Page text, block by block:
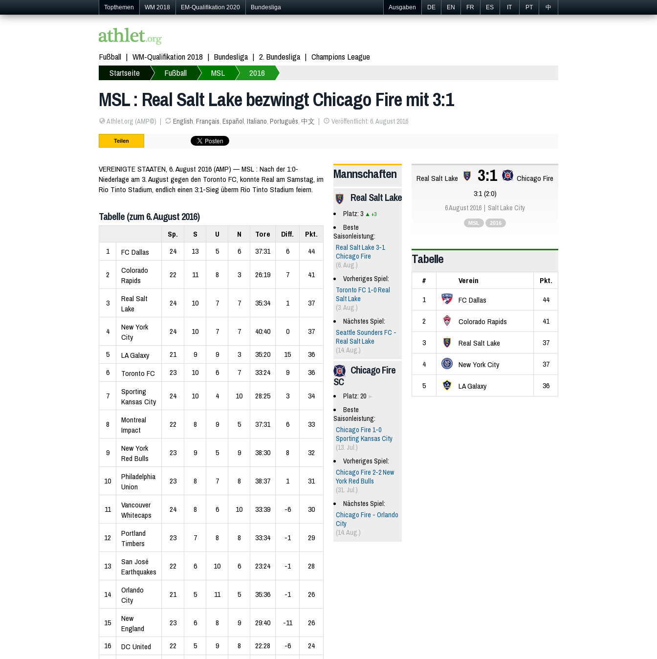
Topthemen WM 2018 EM-Qualifikation 2020 Bundesliga Ausgaben DE EN FR ES IT PT 中
Fußball WM-Qualifikation 2018 Bundesliga 2. Bundesliga
Champions League
Startseite
Fußball MSL 2016
MSL : Real Salt Lake bezwingt Chicago Fire mit 3:1
Athlet.org (AMP©) English, Français, Español, Italiano, Português, 中文 Veröffentlicht: 6. August 2016
Teilen
VEREINIGTE STAATEN, 6. August 2016 (AMP) — MSL : Nach der 1:0-
Niederlage am 3. August gegen den Toronto FC, konnte Real am Samstag, im
Rio Tinto Stadium, endlich einen 3:1-Sieg überm Rio Tinto Stadium feiern.
Tabelle (zum 6. August 2016)
Sp. S U N Tore Diff.
Pkt.
1
FC Dallas 24 13 5 6 37:31 6 44
2
Colorado
Rapids
22 11 8 3 26:19 7 41
3
Real Salt
Lake
24 10 7 7 35:34 1 37
4
New York
City
24 10 7 7 40:40 0 37
5 LA Galaxy 21 9 9 3 35:20 15
36
6
Toronto FC 23 10 6 7 33:24 9 36
7
Sporting
Kansas City
24 10 4 10 28:25 3 34
8
Montreal
Impact
22 8 9 5 37:31 6 33
9
New York
Red Bulls
23 9 5 9 38:30 8 32
10
Philadelphia
Union
23 8 7 8 38:37 1 31
11
Vancouver
Whitecaps
24 8 6 10 33:39 -6 30
12
Portland
Timbers
23 7 8 8 33:34 -1 29
13
San José
Earthquakes
22 6 10 6 23:24 -1 28
14
Orlando
City
21 5 11 5 35:36 -1 26
15
New
England
23 6 8 9 29:40 -11 26
16 DC United 22 5 9 8 22:28 -6 24
Mannschaften
Real Salt Lake
Platz: 3 +3
Beste
Saisonleistung:
Real Salt Lake 3-1
Chicago Fire
(6. Aug.)
Vorheriges Spiel:
Toronto FC 1-0 Real
Salt Lake
(3. Aug.)
Nächstes Spiel:
Seattle Sounders FC -
Real Salt Lake
(14. Aug.)
Chicago Fire
SC
Platz: 20
Beste
Saisonleistung:
Chicago Fire 1-0
Sporting Kansas City
(13. Jul.)
Vorheriges Spiel:
Chicago Fire 2-2 New
York Red Bulls
(31. Jul.)
Nächstes Spiel:
Chicago Fire - Orlando
City
(14. Aug.)
Real Salt Lake 3:1
Chicago Fire
3:1 (2:0)
6 August 2016 Salt Lake City
MSL 2016
Tabelle
# Verein
Pkt.
1
FC Dallas 44
2 Colorado Rapids 41
3 Real Salt Lake 37
4 New York City 37
5 LA Galaxy 36